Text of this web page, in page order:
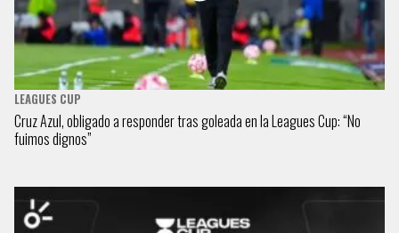
LEAGUES CUP
Cruz Azul, obligado a responder tras goleada en la Leagues Cup: “No
fuimos dignos”